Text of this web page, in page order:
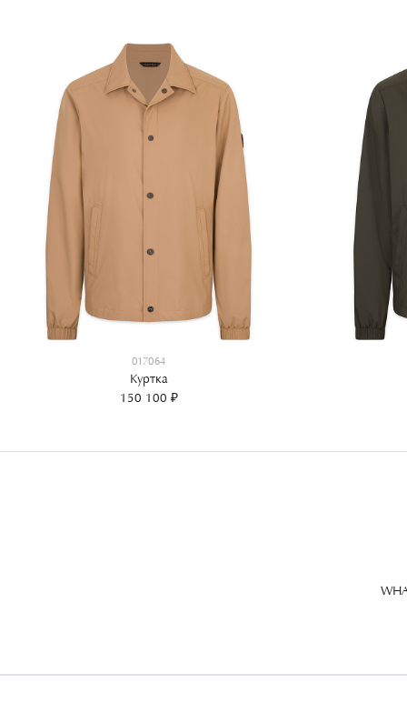
017064
Куртка
150 100 ₽